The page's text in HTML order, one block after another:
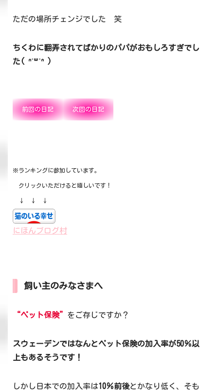
ただの場所チェンジでした 笑
ちくわに翻弄されてばかりのパパがおもしろすぎでし
た( ᐢ˙꒳​˙ᐢ )
前回の日記 次回の日記
※ランキングに参加しています。
クリックいただけると嬉しいです！
↓ ↓ ↓
にほんブログ村
飼い主のみなさまへ
“ペット保険” をご存じですか？
スウェーデンではなんとペット保険の加入率が50％以
上もあるそうです！
しかし日本での加入率は10％前後とかなり低く、そも